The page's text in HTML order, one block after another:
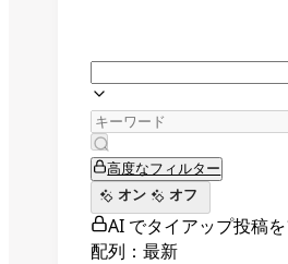
高度なフィルター
オン
オフ
AI でタイアップ投稿
配列：最新